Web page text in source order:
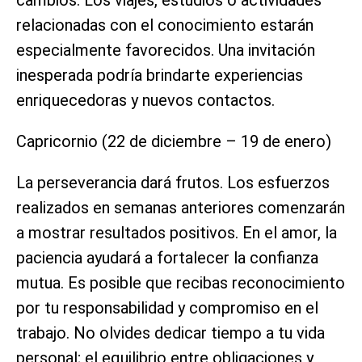
relacionadas con el conocimiento estarán
especialmente favorecidos. Una invitación
inesperada podría brindarte experiencias
enriquecedoras y nuevos contactos.
Capricornio (22 de diciembre – 19 de enero)
La perseverancia dará frutos. Los esfuerzos
realizados en semanas anteriores comenzarán
a mostrar resultados positivos. En el amor, la
paciencia ayudará a fortalecer la confianza
mutua. Es posible que recibas reconocimiento
por tu responsabilidad y compromiso en el
trabajo. No olvides dedicar tiempo a tu vida
personal; el equilibrio entre obligaciones y